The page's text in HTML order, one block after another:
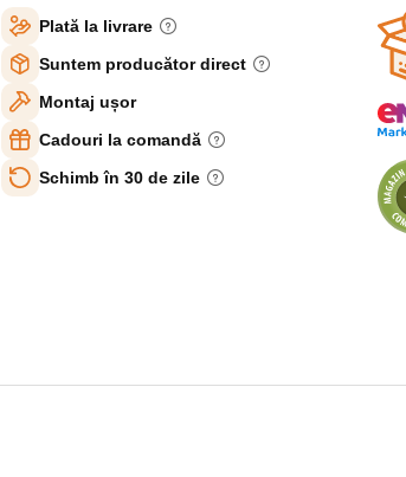
Plată la livrare
Suntem producător direct
Montaj ușor
Cadouri la comandă
Schimb în 30 de zile